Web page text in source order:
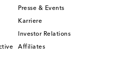
Presse & Events
Karriere
Investor Relations
Affiliates